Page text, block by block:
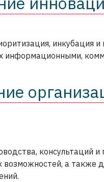
инкубация и
информационными,
консультаций
возможностей, а также